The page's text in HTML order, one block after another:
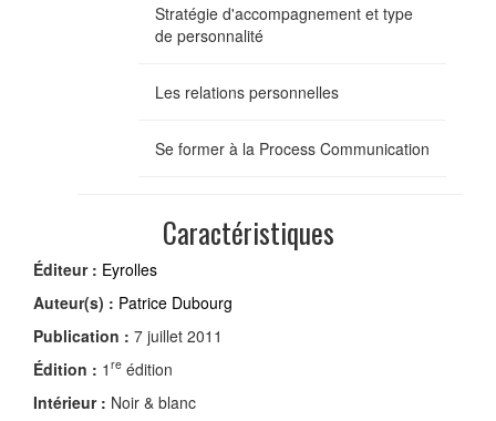
Stratégie d'accompagnement et type
de personnalité
Les relations personnelles
Se former à la Process Communication
Caractéristiques
Éditeur : Eyrolles
Auteur(s) : Patrice Dubourg
Publication : 7 juillet 2011
Édition : 1 re édition
Intérieur : Noir & blanc